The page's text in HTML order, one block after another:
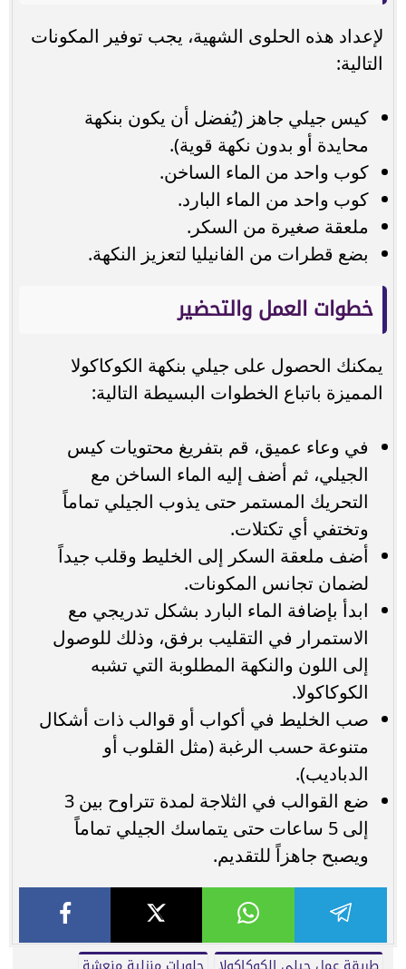
لإعداد هذه الحلوى الشهية، يجب توفير المكونات
التالية:
كيس جيلي جاهز (يُفضل أن يكون بنكهة
محايدة أو بدون نكهة قوية).
كوب واحد من الماء الساخن.
كوب واحد من الماء البارد.
ملعقة صغيرة من السكر.
بضع قطرات من الفانيليا لتعزيز النكهة.
خطوات العمل والتحضير
يمكنك الحصول على جيلي بنكهة الكوكاكولا
المميزة باتباع الخطوات البسيطة التالية:
في وعاء عميق، قم بتفريغ محتويات كيس
الجيلي، ثم أضف إليه الماء الساخن مع
التحريك المستمر حتى يذوب الجيلي تماماً
وتختفي أي تكتلات.
أضف ملعقة السكر إلى الخليط وقلب جيداً
لضمان تجانس المكونات.
ابدأ بإضافة الماء البارد بشكل تدريجي مع
الاستمرار في التقليب برفق، وذلك للوصول
إلى اللون والنكهة المطلوبة التي تشبه
الكوكاكولا.
صب الخليط في أكواب أو قوالب ذات أشكال
متنوعة حسب الرغبة (مثل القلوب أو
الدباديب).
ضع القوالب في الثلاجة لمدة تتراوح بين 3
إلى 5 ساعات حتى يتماسك الجيلي تماماً
ويصبح جاهزاً للتقديم.